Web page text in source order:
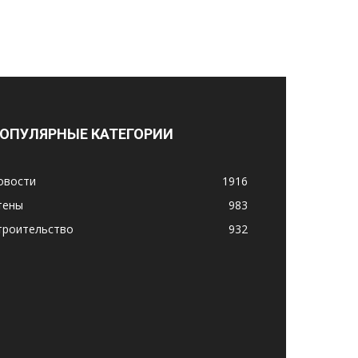
КАТЕГОРИИ
1916
983
932